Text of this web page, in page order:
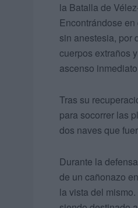
la Batalla de
Encontrándose
sin anestesia, por
cuerpos extraños
ascenso
Tras su
para socorrer las
dos naves que
Durante la
de un cañonazo
la vista del